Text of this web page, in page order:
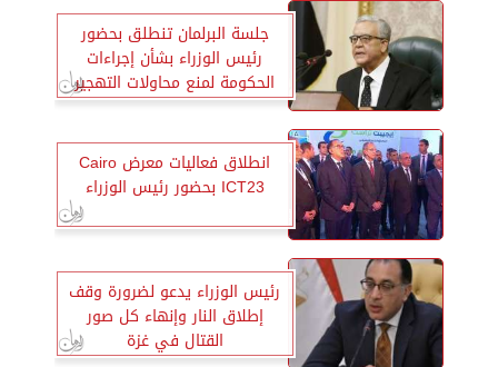
جلسة البرلمان تنطلق بحضور
رئيس الوزراء بشأن إجراءات
الحكومة لمنع محاولات التهجير
القسري للفلسطينيين
انطلاق فعاليات معرض Cairo
ICT23 بحضور رئيس الوزراء
رئيس الوزراء يدعو لضرورة وقف
إطلاق النار وإنهاء كل صور
القتال في غزة